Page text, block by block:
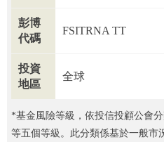
彭博
代碼
FSITRNA TT
投資
地區
全球
*基金風險等級，依投信投顧公會
等五個等級。此分類係基於一般市